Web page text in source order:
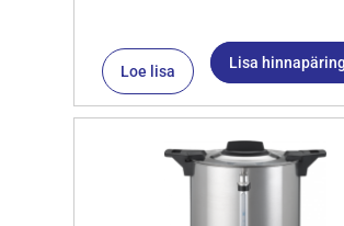
Loe lisa Lisa